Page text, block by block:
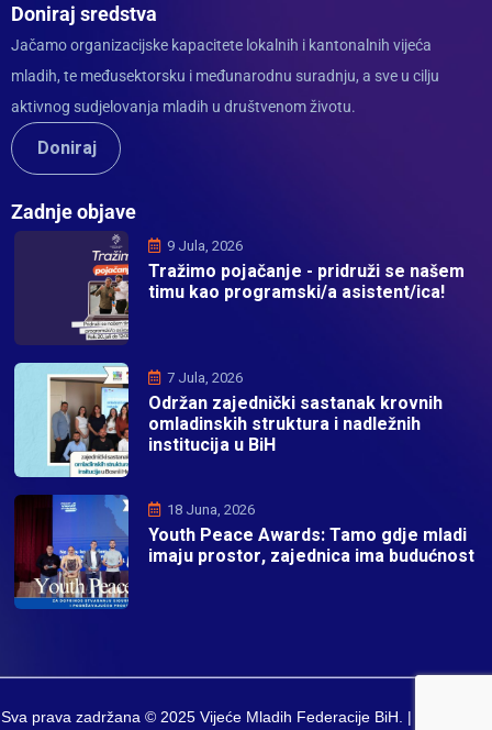
Doniraj sredstva
Jačamo organizacijske kapacitete lokalnih i kantonalnih vijeća
mladih, te međusektorsku i međunarodnu suradnju, a sve u cilju
aktivnog sudjelovanja mladih u društvenom životu.
Doniraj
Zadnje objave
9 Jula, 2026
Tražimo pojačanje - pridruži se našem
timu kao programski/a asistent/ica!
7 Jula, 2026
Održan zajednički sastanak krovnih
omladinskih struktura i nadležnih
institucija u BiH
18 Juna, 2026
Youth Peace Awards: Tamo gdje mladi
imaju prostor, zajednica ima budućnost
Sva prava zadržana © 2025 Vijeće Mladih Federacije BiH. | Developed